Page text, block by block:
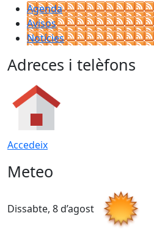
Agenda
Avisos
Notícies
Adreces i telèfons
Accedeix
Meteo
Dissabte, 8 d’agost